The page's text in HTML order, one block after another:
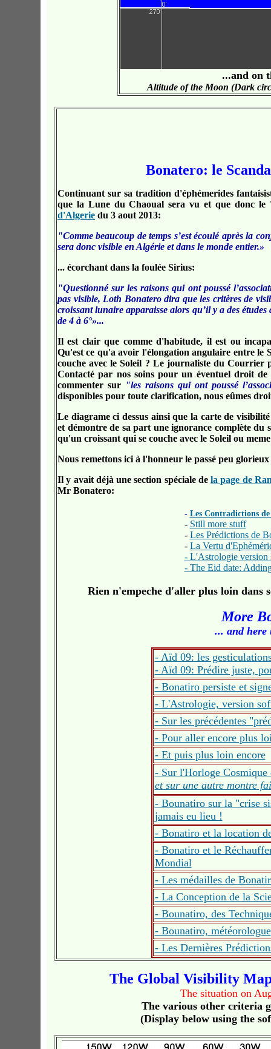
...and on
Altitude of the Moon (Dark
Bonatero: le
Continuant sur sa tradition d'éphémerides
que la Lune du Chaoual sera vu et que donc
d'Algerie du 3 aout 2013:
"Comme beaucoup de temps s’est écoulé après la
sera donc visible en Algérie et dans le monde entier.»
... écorchant dans la foulée Sirius:
"Questionné sur les raisons qui ont poussé
pas visible, Loth Bonatero dira que les critères de
croissant lunaire apparaisse alors qu’il y a des
de 4 à 6°»...
Il est clair que comme d'habitude, il est ou
Qu'est ce qu'a avoir l'élongation angulaire entre le
couche avec le Soleil ? Le journaliste du Courrier
Contacté par nos soins pour un éventuel droit
commenter sur "les raisons qui ont poussé
disponibles pour toute clarification, nous eûmes
Le diagrame ci dessus ainsi que la carte de
et démontre de sa part une ignorance complète du
qu'un croissant qui se couche avec le Soleil ou
Nous remettons ici à l'honneur le passé peu
Il y avait déjà une section spéciale dela page de
Mr Bonatero:
- Les Contradictions
- Still more stuff
- Les Prédictions de
- La Vertu
- L'Astrologie version
- The Eid date:
Rien n'empeche d'aller plus loin dans
More
... and here
- Aïd 09: les
- Aïd 09: Prédire juste,
- Bonatiro persiste et
- L'Astrologie, version
- Sur les précédentes
- Pour aller encore plus
- Et puis plus loin encore
- Sur l'Horloge Cosmique
et sur une autre montre
- Bounatiro sur la "crise
jamais eu lieu !
- Bonatiro et la location
- Bonatiro et le
Mondial
- Les médailles de
- La Conception de la
- Bounatiro, des
- Bounatiro, météorologue
- Les Dernières
The Global Visibility
The situation on
The various other criteria
(Display below using the